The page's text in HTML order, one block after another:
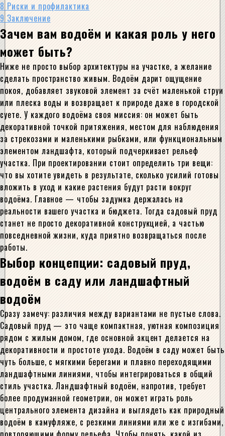
8 Риски и профилактика
9 Заключение
Зачем вам водоём и какая роль у него
может быть?
Ниже не просто выбор архитектуры на участке, а желание
сделать пространство живым. Водоём дарит ощущение
покоя, добавляет звуковой элемент за счёт маленькой струи
или плеска воды и возвращает к природе даже в городской
суете. У каждого водоёма своя миссия: он может быть
декоративной точкой притяжения, местом для наблюдения
за стрекозами и маленькими рыбками, или функциональным
элементом ландшафта, который подчеркивает рельеф
участка. При проектировании стоит определить три вещи:
что вы хотите увидеть в результате, сколько усилий готовы
вложить в уход и какие растения будут расти вокруг
водоёма. Главное — чтобы задумка держалась на
реальности вашего участка и бюджета. Тогда садовый пруд
станет не просто декоративной конструкцией, а частью
повседневной жизни, куда приятно возвращаться после
работы.
Выбор концепции: садовый пруд,
водоём в саду или ландшафтный
водоём
Сразу замечу: различия между вариантами не пустые слова.
Садовый пруд — это чаще компактная, уютная композиция
рядом с жилым домом, где основной акцент делается на
декоративности и простоте ухода. Водоём в саду может быть
чуть больше, с мягкими берегами и плавно переходящими
ландшафтными линиями, чтобы интегрироваться в общий
стиль участка. Ландшафтный водоём, напротив, требует
более продуманной геометрии, он может играть роль
центрального элемента дизайна и выглядеть как природный
водоём в камуфляже, с резкими линиями или же с изгибами,